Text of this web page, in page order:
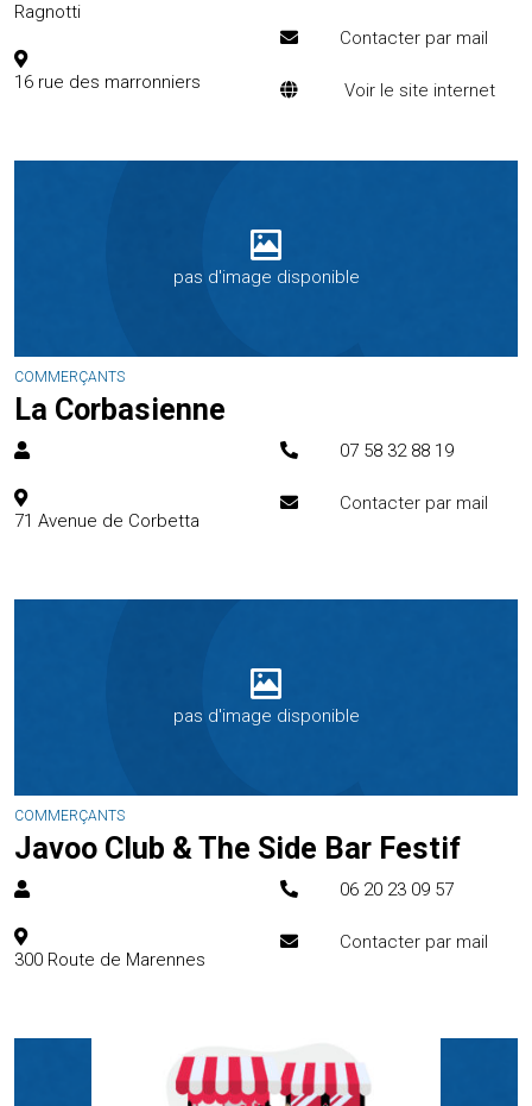
Ragnotti
16 rue des marronniers
Contacter par mail
Voir le site internet
pas d'image disponible
COMMERÇANTS
La Corbasienne
71 Avenue de Corbetta
07 58 32 88 19
Contacter par mail
pas d'image disponible
COMMERÇANTS
Javoo Club & The Side Bar Festif
300 Route de Marennes
06 20 23 09 57
Contacter par mail